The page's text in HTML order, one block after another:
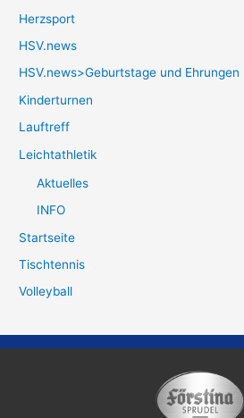
Herzsport
HSV.news
HSV.news>Geburtstage und Ehrungen
Kinderturnen
Lauftreff
Leichtathletik
Aktuelles
INFO
Startseite
Tischtennis
Volleyball